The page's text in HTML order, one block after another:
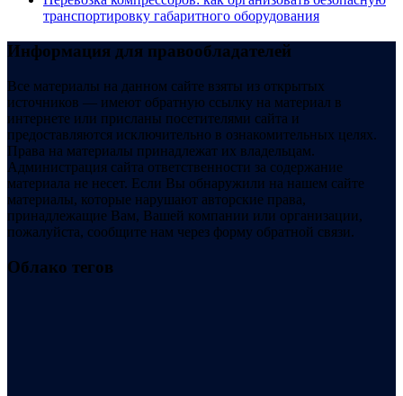
транспортировку габаритного оборудования
Информация для правообладателей
Все материалы на данном сайте взяты из открытых
источников — имеют обратную ссылку на материал в
интернете или присланы посетителями сайта и
предоставляются исключительно в ознакомительных целях.
Права на материалы принадлежат их владельцам.
Администрация сайта ответственности за содержание
материала не несет. Если Вы обнаружили на нашем сайте
материалы, которые нарушают авторские права,
принадлежащие Вам, Вашей компании или организации,
пожалуйста, сообщите нам через форму обратной связи.
Облако тегов